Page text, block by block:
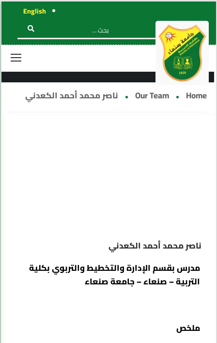
English
OUR TEAM
Home
Our Team ناصر محمد أحمد الكعدني
ناصر محمد أحمد الكعدني
مدرس بقسم الإدارة والتخطيط والتربوي بكلية
التربية – صنعاء – جامعة صنعاء
ملخص